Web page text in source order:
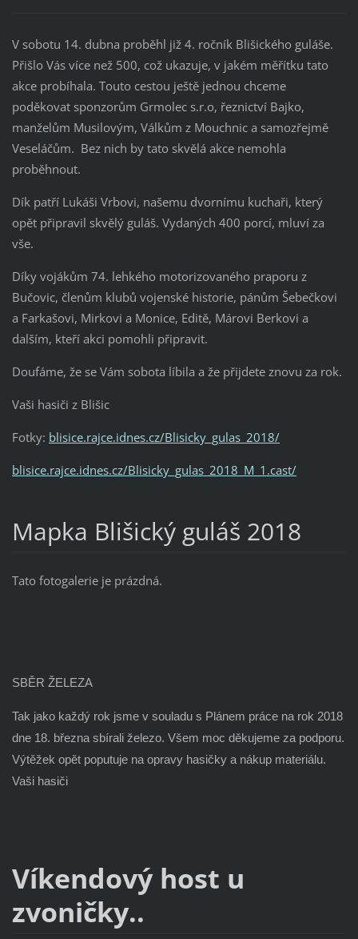
V sobotu 14. dubna proběhl již 4. ročník Blišického guláše.
Přišlo Vás více než 500, což ukazuje, v jakém měřítku tato
akce probíhala. Touto cestou ještě jednou chceme
poděkovat sponzorům Grmolec s.r.o, řeznictví Bajko,
manželům Musilovým, Válkům z Mouchnic a samozřejmě
Veseláčům. Bez nich by tato skvělá akce nemohla
proběhnout.
Dík patří Lukáši Vrbovi, našemu dvornímu kuchaři, který
opět připravil skvělý guláš. Vydaných 400 porcí, mluví za
vše.
Díky vojákům 74. lehkého motorizovaného praporu z
Bučovic, členům klubů vojenské historie, pánům Šebečkovi
a Farkašovi, Mirkovi a Monice, Editě, Márovi Berkovi a
dalším, kteří akci pomohli připravit.
Doufáme, že se Vám sobota líbila a že přijdete znovu za rok.
Vaši hasiči z Blišic
Fotky: blisice.rajce.idnes.cz/Blisicky_gulas_2018/
blisice.rajce.idnes.cz/Blisicky_gulas_2018_M_1.cast/
Mapka Blišický guláš 2018
Tato fotogalerie je prázdná.
SBĚR ŽELEZA
Tak jako každý rok jsme v souladu s Plánem práce na rok 2018
dne 18. března sbírali železo. Všem moc děkujeme za podporu.
Výtěžek opět poputuje na opravy hasičky a nákup materiálu.
Vaši hasiči
Víkendový host u
zvoničky..